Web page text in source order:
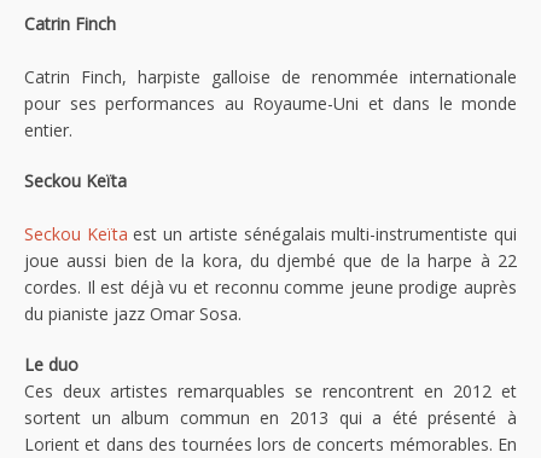
Catrin Finch
Catrin Finch, harpiste galloise de renommée internationale
pour ses performances au Royaume-Uni et dans le monde
entier.
Seckou Keïta
Seckou Keïta est un artiste sénégalais multi-instrumentiste qui
joue aussi bien de la kora, du djembé que de la harpe à 22
cordes. Il est déjà vu et reconnu comme jeune prodige auprès
du pianiste jazz Omar Sosa.
Le duo
Ces deux artistes remarquables se rencontrent en 2012 et
sortent un album commun en 2013 qui a été présenté à
Lorient et dans des tournées lors de concerts mémorables. En